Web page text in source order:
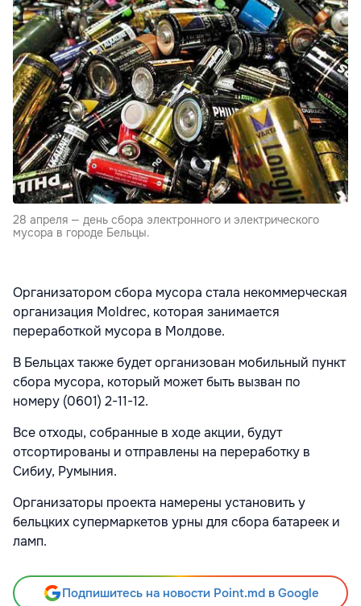
28 апреля — день сбора электронного и электрического
мусора в городе Бельцы.
Организатором сбора мусора стала некоммерческая
организация Моldrec, которая занимается
переработкой мусора в Молдове.
В Бельцах также будет организован мобильный пункт
сбора мусора, который может быть вызван по
номеру (0601) 2-11-12.
Все отходы, собранные в ходе акции, будут
отсортированы и отправлены на переработку в
Сибиу, Румыния.
Организаторы проекта намерены установить у
бельцких супермаркетов урны для сбора батареек и
ламп.
Подпишитесь на новости Point.md в Google